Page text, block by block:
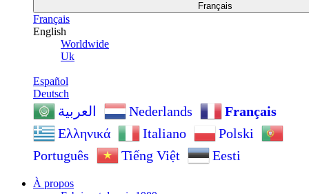
Français
Français
English
Worldwide
Uk
Español
Deutsch
العربية Nederlands
Français
Ελληνικά
Italiano
Polski
Português
Tiếng Việt Eesti
À propos